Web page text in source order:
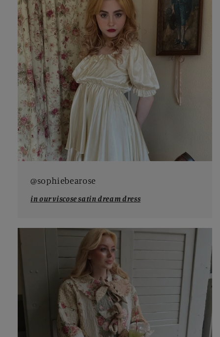
@sophiebearose
in our viscose satin dream dress